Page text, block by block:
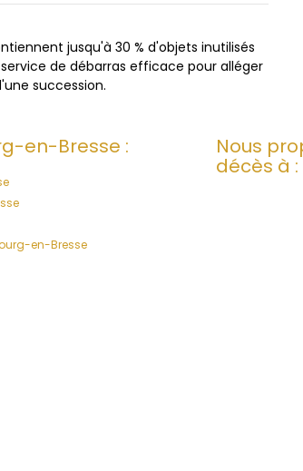
jusqu'à 30 % d'objets inutilisés
de débarras efficace pour alléger
succession.
en-Bresse :
en-Bresse
Nous
décès à :